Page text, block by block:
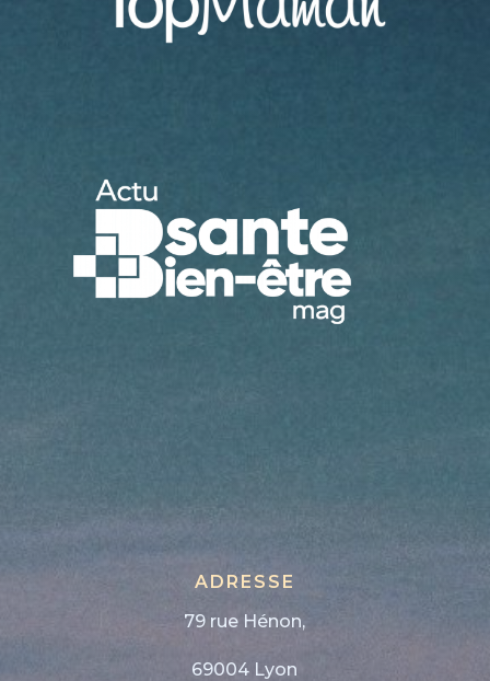
ADRESSE
79 rue Hénon,
69004 Lyon